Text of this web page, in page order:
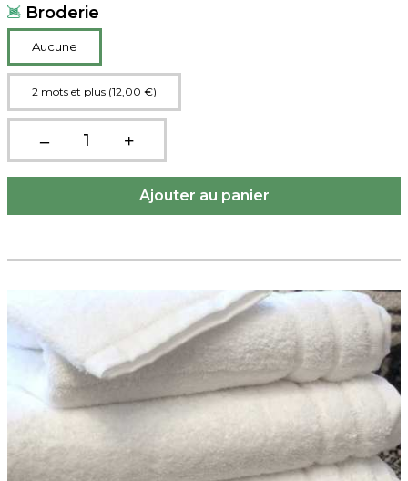
Broderie
Aucune
2 mots et plus (12,00 €)